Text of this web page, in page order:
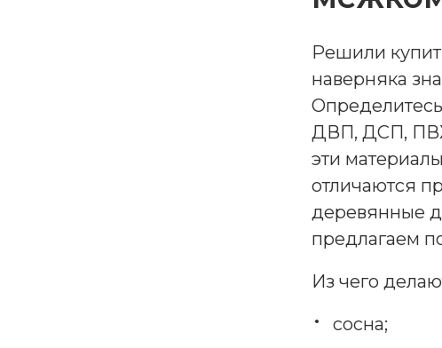
Решили
наверняка
ДВП, ДСП,
эти
отличаются
деревянные
предлагаем
Из чего
сосна;